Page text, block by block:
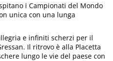
i Campionati del Mondo
unica con una lunga
e infiniti scherzi per il
Il ritrovo è alla Placetta
lungo le vie del paese con